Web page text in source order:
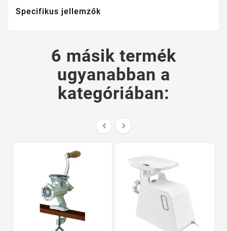
Specifikus jellemzők
6 másik termék
ugyanabban a
kategóriában:
 